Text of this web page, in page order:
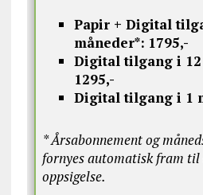
Papir + Digital
måneder*: 1795,-
Digital tilgang i
1295,-
Digital tilgang i 1
* Årsabonnement og
fornyes automatisk fram til
oppsigelse.